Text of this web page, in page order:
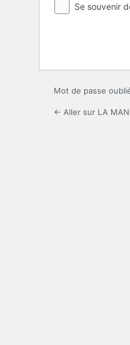
Se souvenir
Mot de passe
← Aller sur LA